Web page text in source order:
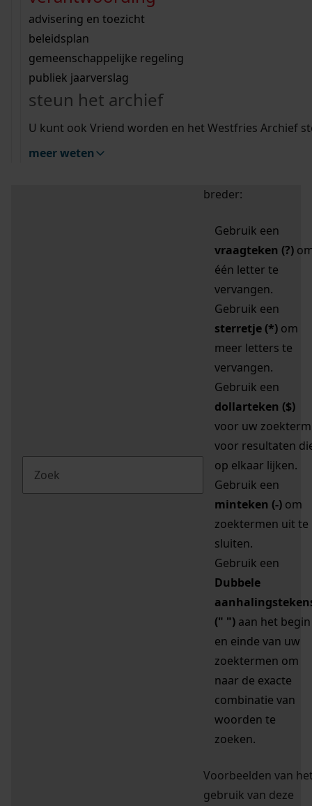
bouwvergunningen
omgevingsvergunningen
vergunningen
beeld en geluid
uitleg nodig?
Wij helpen u op weg met een aantal zoektips.
bekijk alle zoektips
Wij helpen u op weg met een aantal zoektips.
bekijk alle zoektips
bekijk ons geschiedenislokaal
advisering en toezicht
beleidsplan
gemeenschappelijke regeling
publiek jaarverslag
steun het archief
U kunt ook Vriend worden en het Westfries Archief
meer weten
zoektips
Mijn Studiezaal (inloggen)
uw zoekopdracht te
breder:
Gebruik een
vraagteken (?)
één letter te
vervangen.
Gebruik een
sterretje (*) om
meer letters te
vervangen.
Gebruik een
dollarteken ($)
voor uw zoekterm
voor resultaten
op elkaar lijken.
Gebruik een
minteken (-) om
zoektermen uit te
sluiten.
Gebruik een
Dubbele
(" ") aan het begin
en einde van uw
zoektermen om
naar de exacte
combinatie van
woorden te
zoeken.
Voorbeelden van
gebruik van deze